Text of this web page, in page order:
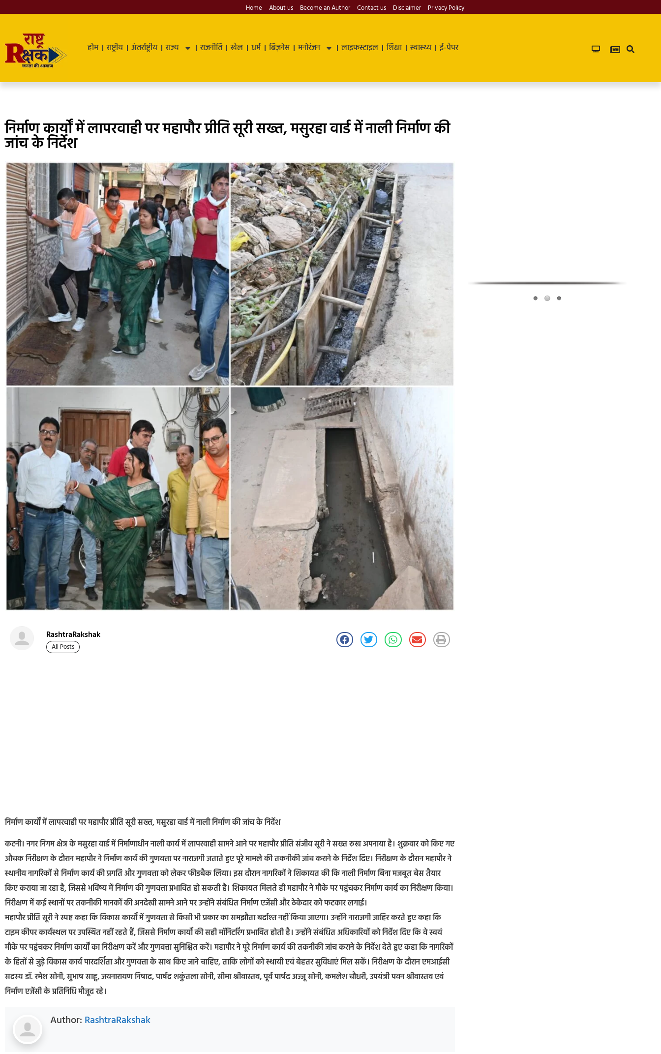
Home About us Become an Author Contact us Disclaimer Privacy Policy
होम राष्ट्रीय अंतर्राष्ट्रीय राज्य राजनीति खेल धर्म बिज़नेस मनोरंजन लाइफस्टाइल शिक्षा स्वास्थ्य ई-पेपर
निर्माण कार्यों में लापरवाही पर महापौर प्रीति सूरी सख्त, मसुरहा वार्ड में नाली निर्माण की
जांच के निर्देश
RashtraRakshak
All Posts
निर्माण कार्यों में लापरवाही पर महापौर प्रीति सूरी सख्त, मसुरहा वार्ड में नाली निर्माण की जांच के निर्देश
कटनी। नगर निगम क्षेत्र के मसुरहा वार्ड में निर्माणाधीन नाली कार्य में लापरवाही सामने आने पर महापौर प्रीति संजीव सूरी ने सख्त रुख अपनाया है। शुक्रवार को किए गए
औचक निरीक्षण के दौरान महापौर ने निर्माण कार्य की गुणवत्ता पर नाराजगी जताते हुए पूरे मामले की तकनीकी जांच कराने के निर्देश दिए। निरीक्षण के दौरान महापौर ने
स्थानीय नागरिकों से निर्माण कार्य की प्रगति और गुणवत्ता को लेकर फीडबैक लिया। इस दौरान नागरिकों ने शिकायत की कि नाली निर्माण बिना मजबूत बेस तैयार
किए कराया जा रहा है, जिससे भविष्य में निर्माण की गुणवत्ता प्रभावित हो सकती है। शिकायत मिलते ही महापौर ने मौके पर पहुंचकर निर्माण कार्य का निरीक्षण किया।
निरीक्षण में कई स्थानों पर तकनीकी मानकों की अनदेखी सामने आने पर उन्होंने संबंधित निर्माण एजेंसी और ठेकेदार को फटकार लगाई।
महापौर प्रीति सूरी ने स्पष्ट कहा कि विकास कार्यों में गुणवत्ता से किसी भी प्रकार का समझौता बर्दाश्त नहीं किया जाएगा। उन्होंने नाराजगी जाहिर करते हुए कहा कि
टाइम कीपर कार्यस्थल पर उपस्थित नहीं रहते हैं, जिससे निर्माण कार्यों की सही मॉनिटरिंग प्रभावित होती है। उन्होंने संबंधित अधिकारियों को निर्देश दिए कि वे स्वयं
मौके पर पहुंचकर निर्माण कार्यों का निरीक्षण करें और गुणवत्ता सुनिश्चित करें। महापौर ने पूरे निर्माण कार्य की तकनीकी जांच कराने के निर्देश देते हुए कहा कि नागरिकों
के हितों से जुड़े विकास कार्य पारदर्शिता और गुणवत्ता के साथ किए जाने चाहिए, ताकि लोगों को स्थायी एवं बेहतर सुविधाएं मिल सकें। निरीक्षण के दौरान एमआईसी
सदस्य डॉ. रमेश सोनी, सुभाष साहू, जयनारायण निषाद, पार्षद शकुंतला सोनी, सीमा श्रीवास्तव, पूर्व पार्षद अज्जू सोनी, कमलेश चौधरी, उपयंत्री पवन श्रीवास्तव एवं
निर्माण एजेंसी के प्रतिनिधि मौजूद रहे।
Author: RashtraRakshak